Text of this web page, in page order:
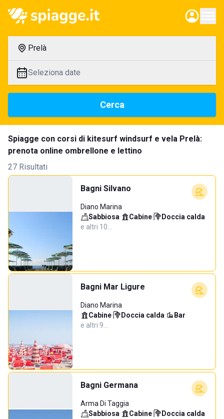
Prelà
Seleziona date
Cerca
Spiagge con corsi di kitesurf windsurf e vela Prelà:
prenota online ombrellone e lettino
27 Risultati
Bagni Silvano
Diano Marina
Sabbiosa· Cabine· Doccia calda·
e altri 10…
Bagni Mar Ligure
Diano Marina
Cabine· Doccia calda· Bar·
e altri 9…
Bagni Germana
Arma Di Taggia
Sabbiosa· Cabine· Doccia calda·